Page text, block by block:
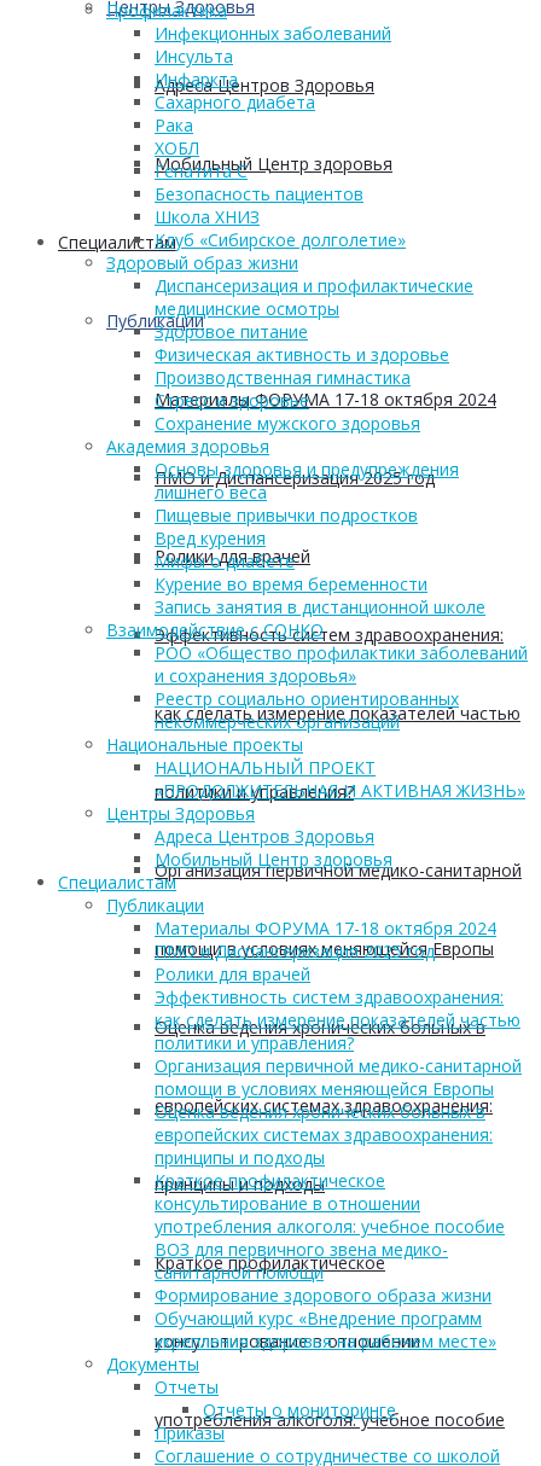
Центры Здоровья
Адреса Центров Здоровья
Мобильный Центр здоровья
Cпециалистам
Публикации
Материалы ФОРУМА 17-18 октября 2024
ПМО и Диспансеризация 2025 год
Ролики для врачей
Эффективность систем здравоохранения:
как сделать измерение показателей частью
политики и управления?
Организация первичной медико-санитарной
помощи в условиях меняющейся Европы
Оценка ведения хронических больных в
европейских системах здравоохранения:
принципы и подходы
Краткое профилактическое
консультирование в отношении
употребления алкоголя: учебное пособие
Профилактика
Инфекционных заболеваний
Инсульта
Инфаркта
Сахарного диабета
Рака
ХОБЛ
Гепатита С
Безопасность пациентов
Школа ХНИЗ
Клуб «Сибирское долголетие»
Здоровый образ жизни
Диспансеризация и профилактические
медицинские осмотры
Здоровое питание
Физическая активность и здоровье
Производственная гимнастика
Стресс и здоровье
Сохранение мужского здоровья
Академия здоровья
Основы здоровья и предупреждения
лишнего веса
Пищевые привычки подростков
Вред курения
Мифы о диабете
Курение во время беременности
Запись занятия в дистанционной школе
Взаимодействие с СОНКО
РОО «Общество профилактики заболеваний
и сохранения здоровья»
Реестр социально ориентированных
некоммерческих организаций
Национальные проекты
НАЦИОНАЛЬНЫЙ ПРОЕКТ
«ПРОДОЛЖИТЕЛЬНАЯ И АКТИВНАЯ ЖИЗНЬ»
Центры Здоровья
Адреса Центров Здоровья
Мобильный Центр здоровья
Cпециалистам
Публикации
Материалы ФОРУМА 17-18 октября 2024
ПМО и Диспансеризация 2025 год
Ролики для врачей
Эффективность систем здравоохранения:
как сделать измерение показателей частью
политики и управления?
Организация первичной медико-санитарной
помощи в условиях меняющейся Европы
Оценка ведения хронических больных в
европейских системах здравоохранения:
принципы и подходы
Краткое профилактическое
консультирование в отношении
употребления алкоголя: учебное пособие
ВОЗ для первичного звена медико-
санитарной помощи
Формирование здорового образа жизни
Обучающий курс «Внедрение программ
укрепления здоровья на рабочем месте»
Документы
Отчеты
Отчеты о мониторинге
Приказы
Соглашение о сотрудничестве со школой